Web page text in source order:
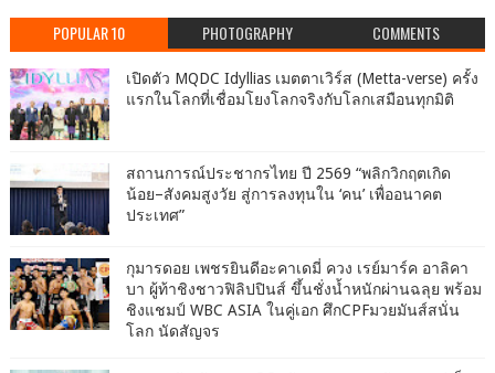
POPULAR 10 PHOTOGRAPHY COMMENTS
เปิดตัว MQDC Idyllias เมตตาเวิร์ส (Metta-verse) ครั้ง
แรกในโลกที่เชื่อมโยงโลกจริงกับโลกเสมือนทุกมิติ
สถานการณ์ประชากรไทย ปี 2569 “พลิกวิกฤตเกิด
น้อย–สังคมสูงวัย สู่การลงทุนใน ‘คน’ เพื่ออนาคต
ประเทศ”
กุมารดอย เพชรยินดีอะคาเดมี่ ควง เรย์มาร์ค อาลิคา
บา ผู้ท้าชิงชาวฟิลิปปินส์ ขึ้นชั่งน้ำหนักผ่านฉลุย พร้อม
ชิงแชมป์ WBC ASIA ในคู่เอก ศึกCPFมวยมันส์สนั่น
โลก นัดสัญจร